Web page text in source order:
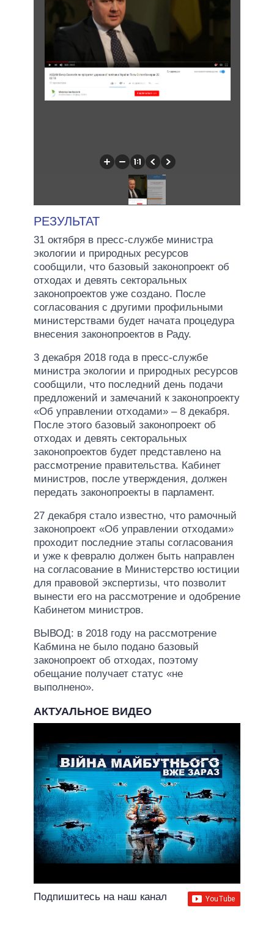
РЕЗУЛЬТАТ
31 октября в пресс-службе министра
экологии и природных ресурсов
сообщили, что базовый законопроект об
отходах и девять секторальных
законопроектов уже создано. После
согласования с другими профильными
министерствами будет начата процедура
внесения законопроектов в Раду.
3 декабря 2018 года в пресс-службе
министра экологии и природных ресурсов
сообщили, что последний день подачи
предложений и замечаний к законопроекту
«Об управлении отходами» – 8 декабря.
После этого базовый законопроект об
отходах и девять секторальных
законопроектов будет представлено на
рассмотрение правительства. Кабинет
министров, после утверждения, должен
передать законопроекты в парламент.
27 декабря стало известно, что рамочный
законопроект «Об управлении отходами»
проходит последние этапы согласования
и уже к февралю должен быть направлен
на согласование в Министерство юстиции
для правовой экспертизы, что позволит
вынести его на рассмотрение и одобрение
Кабинетом министров.
ВЫВОД: в 2018 году на рассмотрение
Кабмина не было подано базовый
законопроект об отходах, поэтому
обещание получает статус «не
выполнено».
АКТУАЛЬНОЕ ВИДЕО
Подпишитесь на наш канал